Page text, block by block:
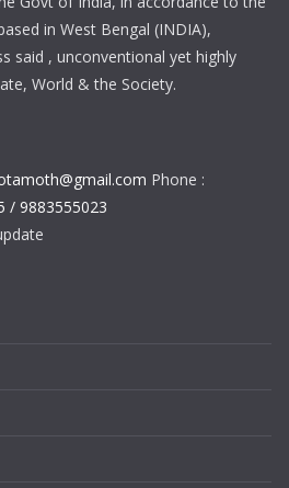
in West Bengal (INDIA),
said , unconventional yet highly
World & the Society.
Phone :
/ 9883555023